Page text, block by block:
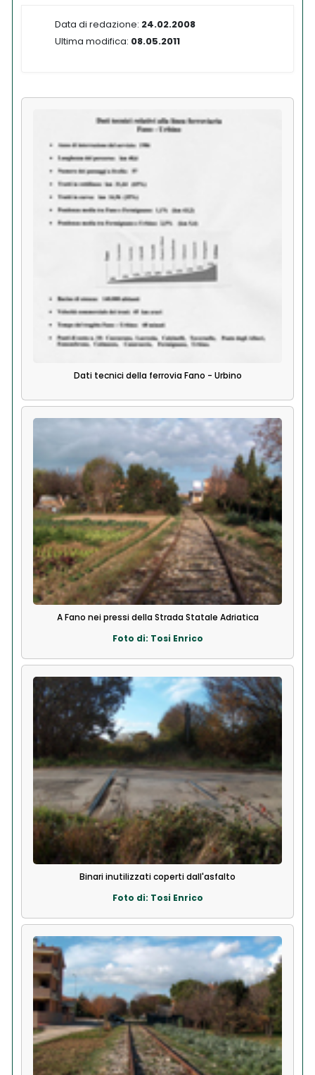
Data di redazione: 24.02.2008
Ultima modifica: 08.05.2011
Dati tecnici della ferrovia Fano - Urbino
A Fano nei pressi della Strada Statale Adriatica
Foto di: Tosi Enrico
Binari inutilizzati coperti dall'asfalto
Foto di: Tosi Enrico